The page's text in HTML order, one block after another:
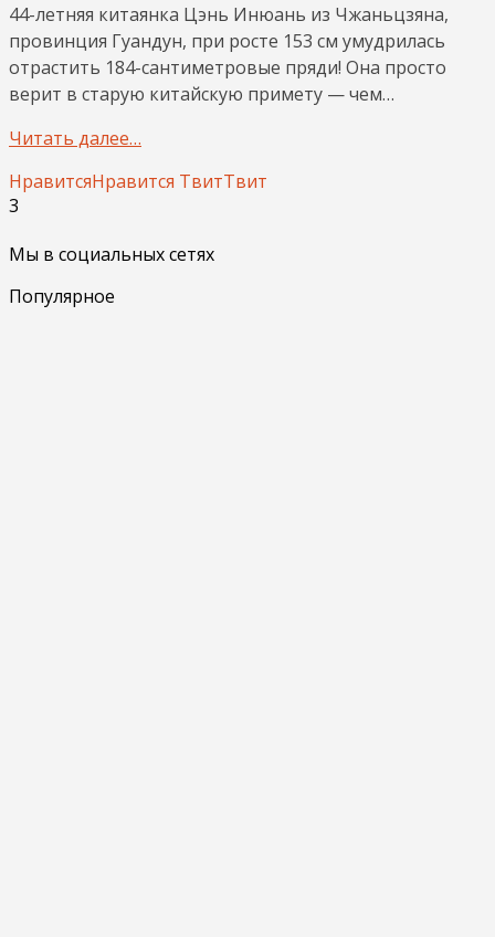
44-летняя китаянка Цэнь Инюань из Чжаньцзяна,
провинция Гуандун, при росте 153 см умудрилась
отрастить 184-сантиметровые пряди! Она просто
верит в старую китайскую примету — чем…
Читать далее…
НравитсяНравится ТвитТвит
3
Мы в социальных сетях
Популярное